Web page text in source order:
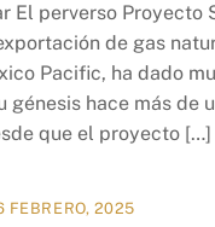
El perverso Proyecto
de gas
Pacific, ha dado
génesis hace más de
que el proyecto […]
FEBRERO, 2025